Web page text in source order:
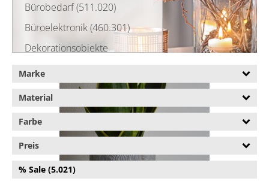
Bürobedarf (511.020)
Büroelektronik (460.301)
Dekorationsobjekte
Fensterfolien (35.677)
Flaschen- & Kastenständer
(61.359)
Fliesenaufkleber (30.093)
Insektenschutz (63.744)
Marke
Material
Farbe
Preis
% Sale (5.021)